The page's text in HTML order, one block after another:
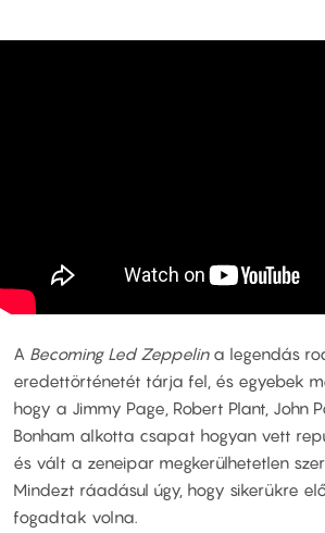
A Becoming Led Zeppelina legendás
eredettörténetét tárja fel, és egyebek
hogy a Jimmy Page, Robert Plant, John
Bonham alkotta csapat hogyan vett
és vált a zeneipar megkerülhetetlen
Mindezt ráadásul úgy, hogy sikerükre
fogadtak volna.